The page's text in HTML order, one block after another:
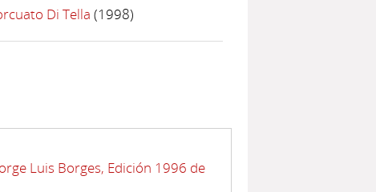
Di Tella (1998)
Luis Borges, Edición 1996 de